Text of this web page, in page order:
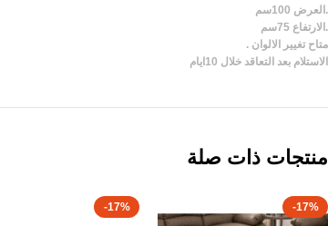
.العرض 100سم
.الارتفاع 75سم
متاح تغيير الالوان .
الاستلام بعد التعاقد خلال 10ايام
منتجات ذات صلة
-17%
-17%